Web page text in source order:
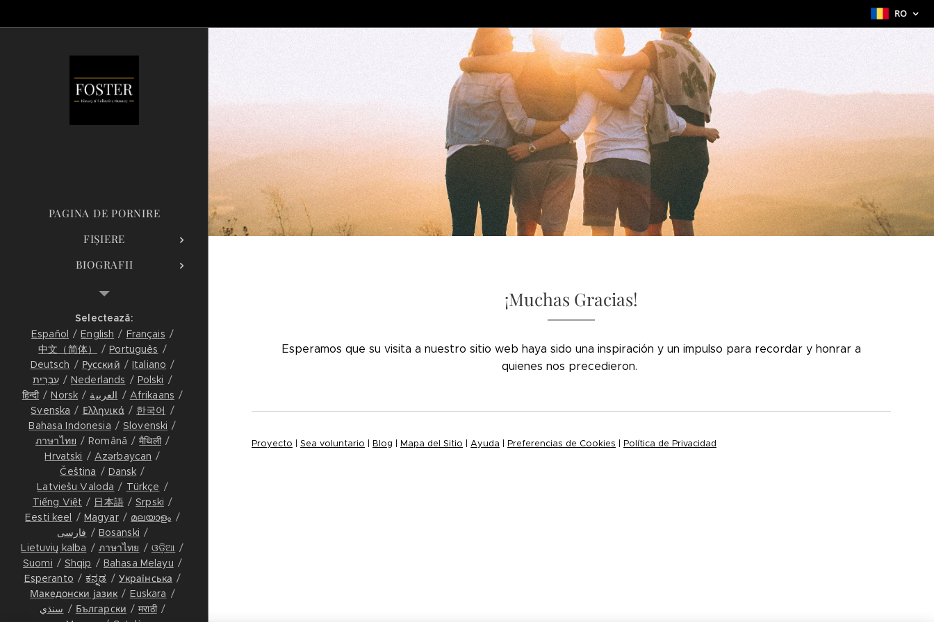
RO
PAGINA DE PORNIRE
FIȘIERE
BIOGRAFII
GALERIE
ISTORIE
CINE SUNTEM
INFORMAȚII DE
CONTACT
¡Muchas Gracias!
Esperamos que su visita a nuestro sitio web haya sido una inspiración y un impulso para recordar y honrar a
quienes nos precedieron.
Proyecto Sea voluntario Blog Mapa del Sitio Ayuda Preferencias de Cookies Política de Privacidad
Selectează
Español
English
Français
中文（简体）
Português
Deutsch
Русский
Italiano
עִבְרִית
Nederlands
Polski
हिन्दी
Norsk العربية
Afrikaans
Svenska
Ελληνικά
한국어
Bahasa Indonesia
Slovenski
ภาษาไทย
Română
मैथिली
Hrvatski
Azərbaycan
Čeština
Dansk
Latviešu Valoda
Türkçe
Tiếng Việt
日本語
Srpski
Eesti keel
Magyar
മലയാളം
فارسی
Bosanski
Lietuvių kalba
ภาษาไทย
ଓଡ଼ିଆ
Suomi
Shqip
Bahasa Melayu
Esperanto
ಕನ್ನಡ
Українська
Македонски јазик
Euskara
سنڌي
Български
मराठी